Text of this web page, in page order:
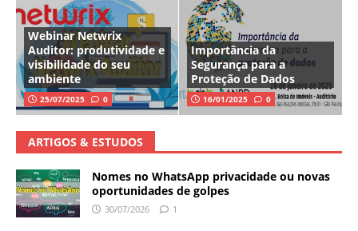
Webinar Netwrix
Auditor: produtividade e
visibilidade do seu
ambiente
25/07/2025 0
Importância da
Segurança para a
Proteção de Dados
16/01/2025 0
ARTIGOS & ESTUDOS
Nomes no WhatsApp privacidade ou novas
oportunidades de golpes
30/07/2026 1